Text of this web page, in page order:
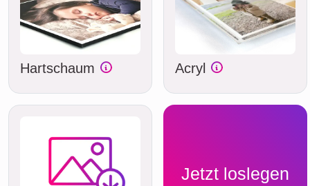
Hartschaum Acryl
Jetzt loslegen